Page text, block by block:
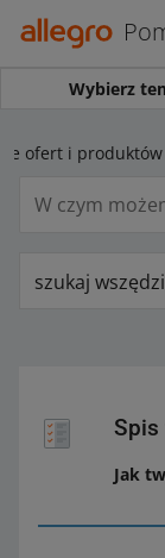
Wybierz
ofert i produktów
szukaj
Spis
Jak